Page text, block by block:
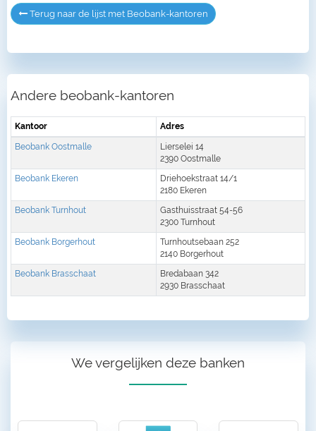
Terug naar de lijst met Beobank-kantoren
Andere beobank-kantoren
Kantoor Adres
Beobank Oostmalle
Lierselei 14
2390 Oostmalle
Beobank Ekeren
Driehoekstraat 14/1
2180 Ekeren
Beobank Turnhout
Gasthuisstraat 54-56
2300 Turnhout
Beobank Borgerhout
Turnhoutsebaan 252
2140 Borgerhout
Beobank Brasschaat
Bredabaan 342
2930 Brasschaat
We vergelijken deze banken